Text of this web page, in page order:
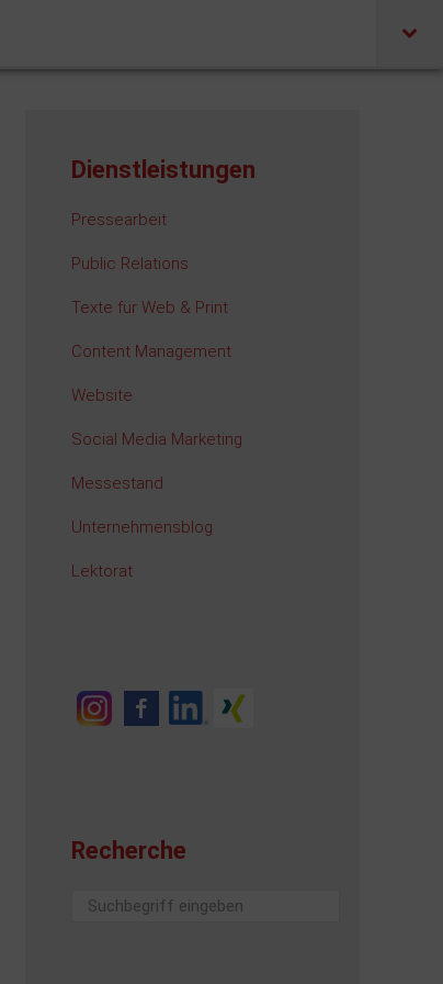
Dienstleistungen
Pressearbeit
Public Relations
Texte für Web & Print
Content Management
Website
Social Media Marketing
Messestand
Unternehmensblog
Lektorat
Recherche
Suchen